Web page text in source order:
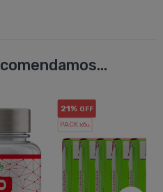
21% OFF
PACK x6u.